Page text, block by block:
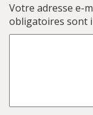
Votre adresse e-
obligatoires sont